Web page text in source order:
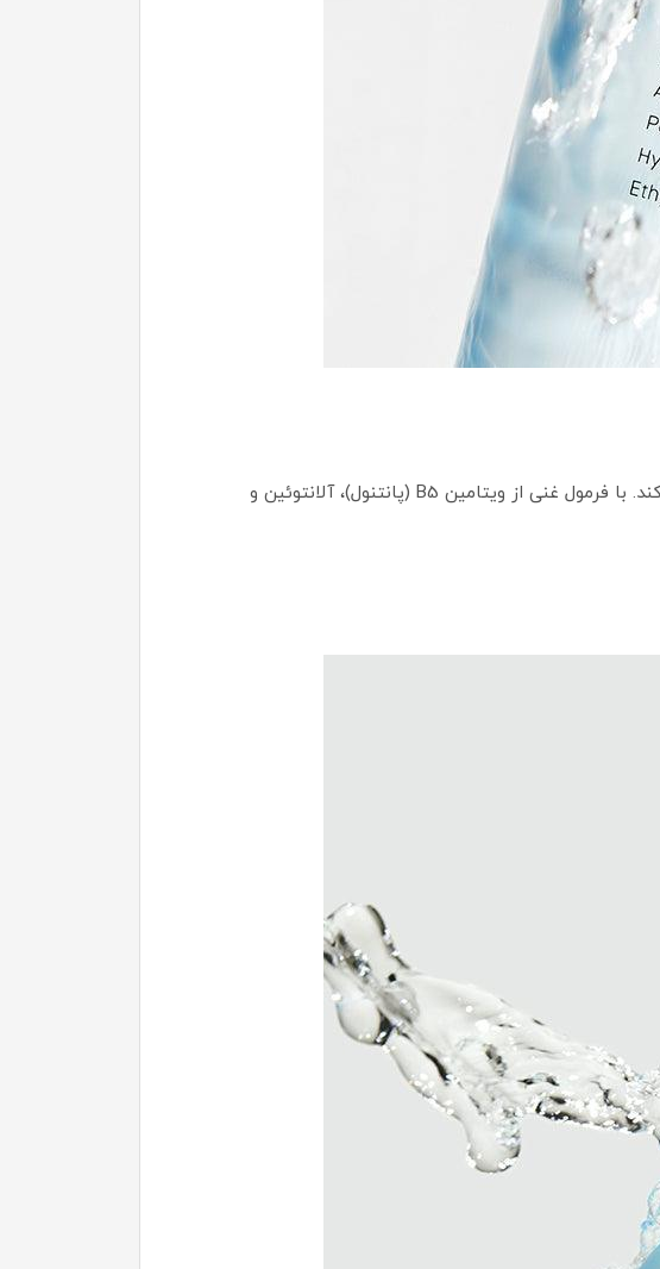
این تونر آبرسان از برند معتبر کره‌ای COSRX طراحی شده تا به طور فوری و عمیق به پوست آب‌رسانی کند. با فرمول غنی از ویتامین B5 (پانتنول)، آلانتوئین و